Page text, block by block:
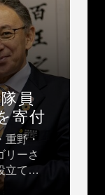
員
寄付
重野・
リーさ
立てて
ニー